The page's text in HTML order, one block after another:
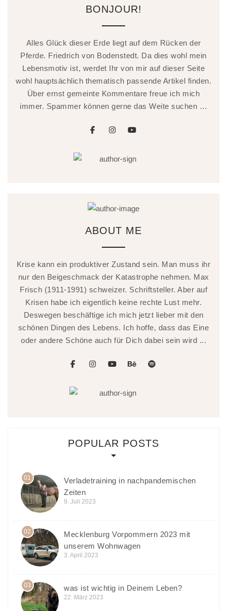
BONJOUR!
Alles Glück dieser Erde liegt auf dem Rücken der
Pferde. Friedrich von Bodenstedt. Da dies wohl mein
Lebensmotiv ist, werdet Ihr von mir auf dieser Seite
wohl hauptsächlich thematisch passende Artikel finden.
Über ernst gemeinte Kommentare freue ich mich
immer. Spammer können gerne das Weite suchen …
ABOUT ME
Krise kann ein produktiver Zustand sein. Man muss ihr
nur den Beigeschmack der Katastrophe nehmen. Max
Frisch (1911-1991) schweizer. Schriftsteller. Aber auf
Krisen habe ich eigentlich keine rechte Lust mehr.
Deswegen beschäftige ich mich jetzt lieber mit den
schönen Dingen des Lebens. Ich hoffe, dass das Eine
oder andere Schöne auch für Dich dabei sein wird ...
POPULAR POSTS
01
Verladetraining in nachpandemischen
Zeiten
9. Juli 2023
02
Mecklenburg Vorpommern 2023 mit
unserem Wohnwagen
3. April 2023
03 was ist wichtig in Deinem Leben?
22. März 2023